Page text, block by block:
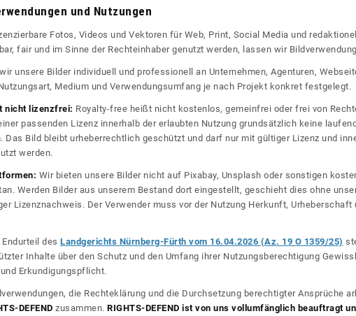
und Nutzungen
Fotos, Videos und Vektoren für Web, Print, Social Media und
fair und im Sinne der Rechteinhaber genutzt werden, lassen wir
unsere Bilder individuell und professionell an Unternehmen, Agenturen,
Medium und Verwendungsumfang je nach Projekt konkret festgelegt.
nicht lizenzfrei: Royalty-free heißt nicht kostenlos, gemeinfrei oder frei von
passenden Lizenz innerhalb der erlaubten Nutzung grundsätzlich keine
Das Bild bleibt urheberrechtlich geschützt und darf nur mit gültiger Lizenz und
werden.
Wir bieten unsere Bilder nicht auf Pixabay, Unsplash oder sonstigen
Werden Bilder aus unserem Bestand dort eingestellt, geschieht dies ohne
Lizenznachweis. Der Verwender muss vor der Nutzung Herkunft,
des Landgerichts Nürnberg-Fürth vom 16.04.2026 (Az. 19 O 1359/25)
Inhalte über den Schutz und den Umfang ihrer Nutzungsberechtigung
Erkundigungspflicht.
die Rechteklärung und die Durchsetzung berechtigter Ansprüche
DEFEND zusammen. RIGHTS-DEFEND ist von uns vollumfänglich beauftragt